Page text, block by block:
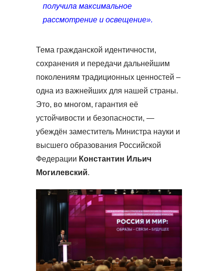
получила максимальное
рассмотрение и освещение».
Тема гражданской идентичности,
сохранения и передачи дальнейшим
поколениям традиционных ценностей –
одна из важнейших для нашей страны.
Это, во многом, гарантия её
устойчивости и безопасности, —
убеждён заместитель Министра науки и
высшего образования Российской
Федерации Константин Ильич
Могилевский.